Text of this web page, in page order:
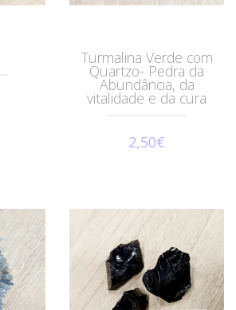
Turmalina Verde com
Quartzo- Pedra da
Abundância, da
vitalidade e da cura
2,50€